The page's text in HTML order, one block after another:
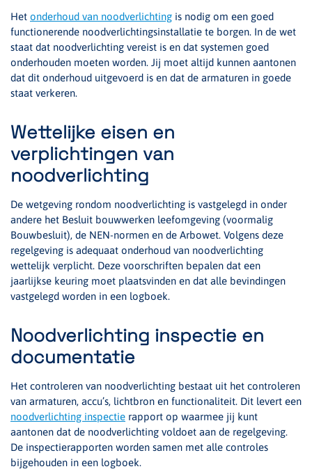
Het onderhoud van noodverlichting is nodig om een goed
functionerende noodverlichtingsinstallatie te borgen. In de wet
staat dat noodverlichting vereist is en dat systemen goed
onderhouden moeten worden. Jij moet altijd kunnen aantonen
dat dit onderhoud uitgevoerd is en dat de armaturen in goede
staat verkeren.
Wettelijke eisen en
verplichtingen van
noodverlichting
De wetgeving rondom noodverlichting is vastgelegd in onder
andere het Besluit bouwwerken leefomgeving (voormalig
Bouwbesluit), de NEN-normen en de Arbowet. Volgens deze
regelgeving is adequaat onderhoud van noodverlichting
wettelijk verplicht. Deze voorschriften bepalen dat een
jaarlijkse keuring moet plaatsvinden en dat alle bevindingen
vastgelegd worden in een logboek.
Noodverlichting inspectie en
documentatie
Het controleren van noodverlichting bestaat uit het controleren
van armaturen, accu’s, lichtbron en functionaliteit. Dit levert een
noodverlichting inspectie rapport op waarmee jij kunt
aantonen dat de noodverlichting voldoet aan de regelgeving.
De inspectierapporten worden samen met alle controles
bijgehouden in een logboek.